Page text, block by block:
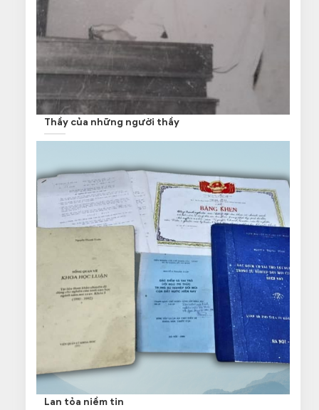
Thầy của những người thầy
Lan tỏa niềm tin